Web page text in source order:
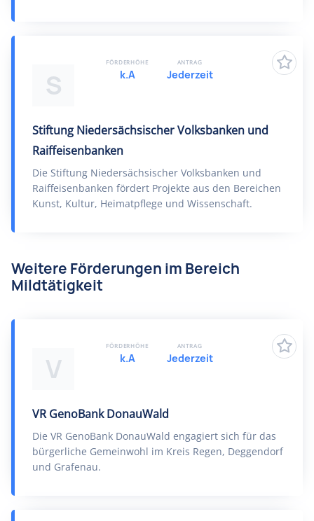
S
Stiftung Niedersächsischer Volksbanken und
Raiffeisenbanken
Die Stiftung Niedersächsischer Volksbanken und
Raiffeisenbanken fördert Projekte aus den Bereichen
Kunst, Kultur, Heimatpflege und Wissenschaft.
FÖRDERHÖHE
k.A
ANTRAG
Jederzeit
Weitere Förderungen im Bereich
Mildtätigkeit
V
VR GenoBank DonauWald
Die VR GenoBank DonauWald engagiert sich für das
bürgerliche Gemeinwohl im Kreis Regen, Deggendorf
und Grafenau.
FÖRDERHÖHE
k.A
ANTRAG
Jederzeit